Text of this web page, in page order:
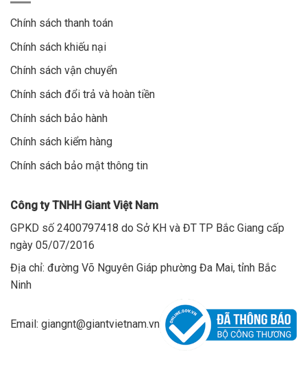
Chính sách thanh toán
Chính sách khiếu nại
Chính sách vận chuyển
Chính sách đổi trả và hoàn tiền
Chính sách bảo hành
Chính sách kiểm hàng
Chính sách bảo mật thông tin
Công ty TNHH Giant Việt Nam
GPKD số 2400797418 do Sở KH và ĐT TP Bắc Giang cấp
ngày 05/07/2016
Địa chỉ: đường Võ Nguyên Giáp phường Đa Mai, tỉnh Bắc
Ninh
Email: giangnt@giantvietnam.vn